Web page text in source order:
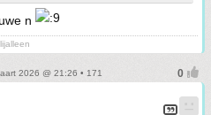
n
2026 @ 21:26 • 171